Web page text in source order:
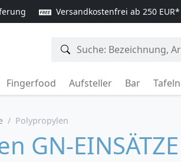
Versandkostenfrei ab 250 EUR*
Fingerfood Aufsteller Bar Tafeln
Polypropylen
GN-EINSÄTZE